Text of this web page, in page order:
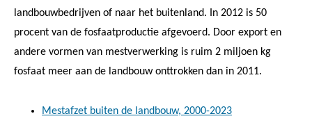
landbouwbedrijven of naar het buitenland. In 2012 is 50
procent van de fosfaatproductie afgevoerd. Door export en
andere vormen van mestverwerking is ruim 2 miljoen kg
fosfaat meer aan de landbouw onttrokken dan in 2011.
Mestafzet buiten de landbouw, 2000-2023